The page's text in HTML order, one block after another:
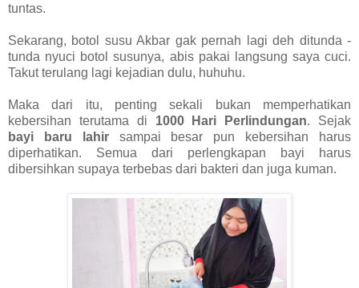
tuntas.
Sekarang, botol susu Akbar gak pernah lagi deh ditunda -
tunda nyuci botol susunya, abis pakai langsung saya cuci.
Takut terulang lagi kejadian dulu, huhuhu.
Maka dari itu, penting sekali bukan memperhatikan
kebersihan terutama di 1000 Hari Perlindungan. Sejak
bayi baru lahirsampai besar pun kebersihan harus
diperhatikan. Semua dari perlengkapan bayi harus
dibersihkan supaya terbebas dari bakteri dan juga kuman.